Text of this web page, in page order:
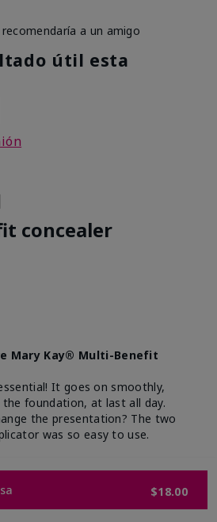
$18.00
a un amigo
útil esta
concealer
Mary Kay® Multi-Benefit
It goes on smoothly,
the foundation, at last all day.
the presentation? The two
was so easy to use.
a un amigo